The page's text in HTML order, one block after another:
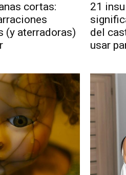
cortas:
(y aterradoras)
21
del
usar